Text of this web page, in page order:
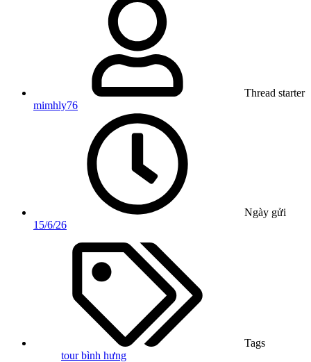
Thread starter
mimhly76
Ngày gửi
15/6/26
Tags
tour bình hưng